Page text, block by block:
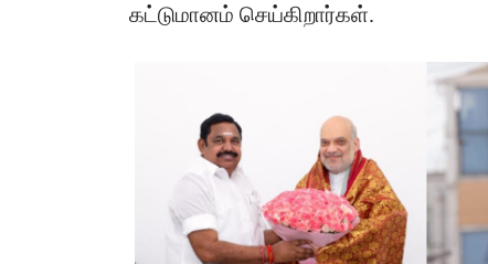
கட்டுமானம் செய்கிறார்கள்.